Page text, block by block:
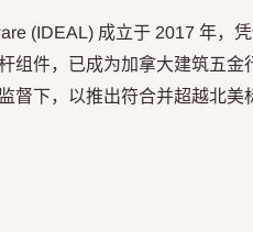
(IDEAL) 成立于 2017 年，
组件，已成为加拿大建筑五
督下，以推出符合并超越北美